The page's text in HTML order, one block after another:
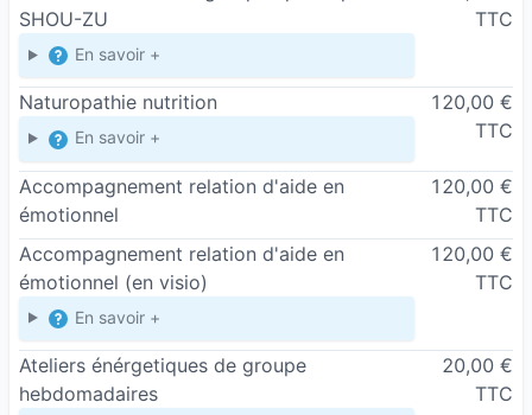
SHOU-ZU
En savoir +
TTC
Naturopathie nutrition
En savoir +
120,00 €
TTC
Accompagnement relation d'aide en
émotionnel
120,00 €
TTC
Accompagnement relation d'aide en
émotionnel (en visio)
En savoir +
120,00 €
TTC
Ateliers énérgetiques de groupe
hebdomadaires
20,00 €
TTC